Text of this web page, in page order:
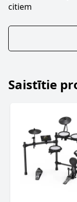
citiem
Saistītie